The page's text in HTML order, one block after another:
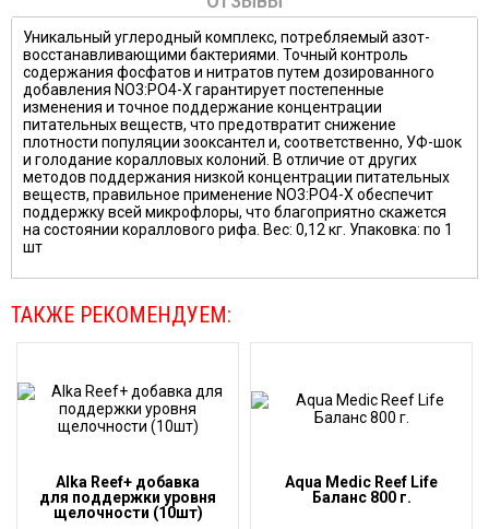
Уникальный углеродный комплекс, потребляемый азот-
восстанавливающими бактериями. Точный контроль
содержания фосфатов и нитратов путем дозированного
добавления NO3:PO4-X гарантирует постепенные
изменения и точное поддержание концентрации
питательных веществ, что предотвратит снижение
плотности популяции зооксантел и, соответственно, УФ-шок
и голодание коралловых колоний. В отличие от других
методов поддержания низкой концентрации питательных
веществ, правильное применение NO3:PO4-X обеспечит
поддержку всей микрофлоры, что благоприятно скажется
на состоянии кораллового рифа. Вес: 0,12 кг. Упаковка: по 1
шт
ТАКЖЕ РЕКОМЕНДУЕМ:
Alka Reef+ добавка
для поддержки уровня
щелочности (10шт)
Aqua Medic Reef Life
Баланс 800 г.